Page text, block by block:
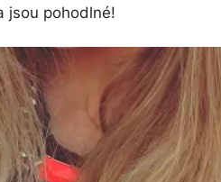
jsou pohodlné!